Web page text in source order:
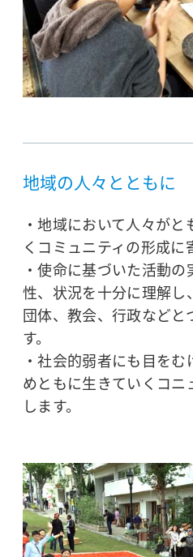
地域の人々とともに
・地域において人々が
くコミュニティの形成に
・使命に基づいた活動
性、状況を十分に理解
団体、教会、行政などと
す。
・社会的弱者にも目を
めともに生きていくコニ
します。